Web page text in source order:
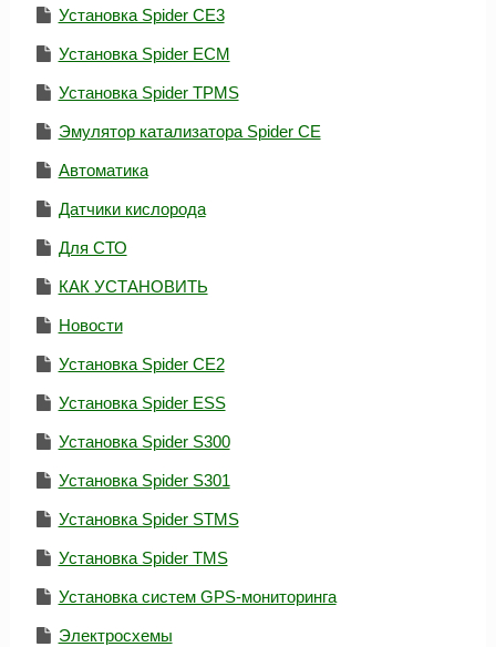
Установка Spider CE3
Установка Spider ECM
Установка Spider TPMS
Эмулятор катализатора Spider CE
Автоматика
Датчики кислорода
Для СТО
КАК УСТАНОВИТЬ
Новости
Установка Spider CE2
Установка Spider ESS
Установка Spider S300
Установка Spider S301
Установка Spider STMS
Установка Spider TMS
Установка систем GPS-мониторинга
Электросхемы